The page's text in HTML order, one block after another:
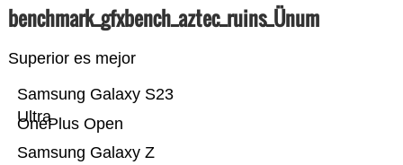
benchmark_gfxbench_aztec_ruins_Ünum
Superior es mejor
Samsung Galaxy Z
OnePlus Open
Samsung Galaxy S23
Ultra